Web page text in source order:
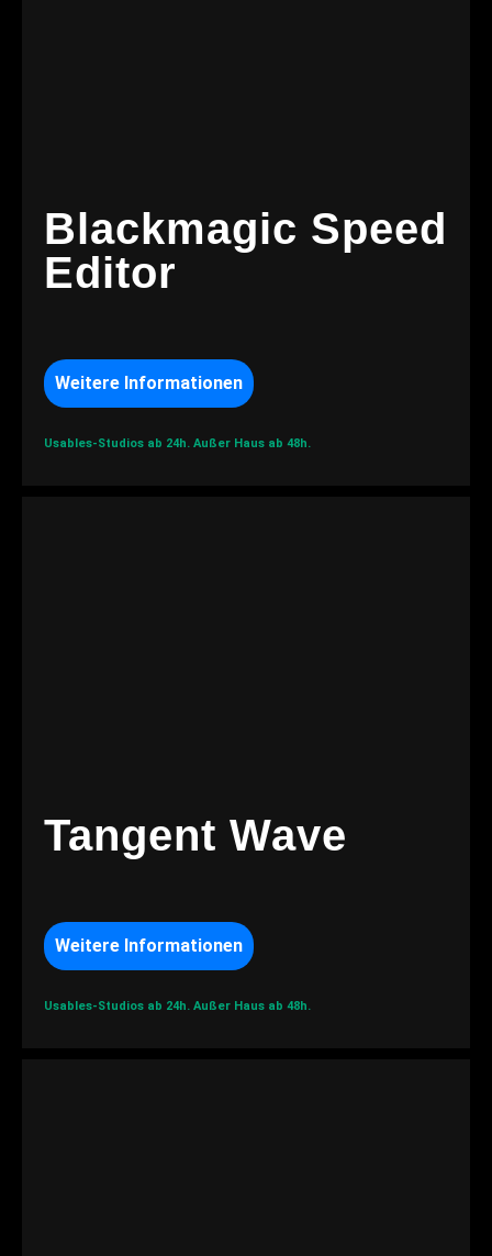
Blackmagic Speed
Editor
Weitere Informationen
Usables-Studios ab 24h. Außer Haus ab 48h.
Tangent Wave
Weitere Informationen
Usables-Studios ab 24h. Außer Haus ab 48h.